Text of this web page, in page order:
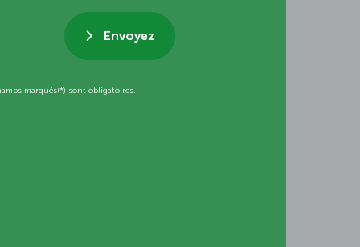
Envoyez
marqués(*) sont obligatoires.